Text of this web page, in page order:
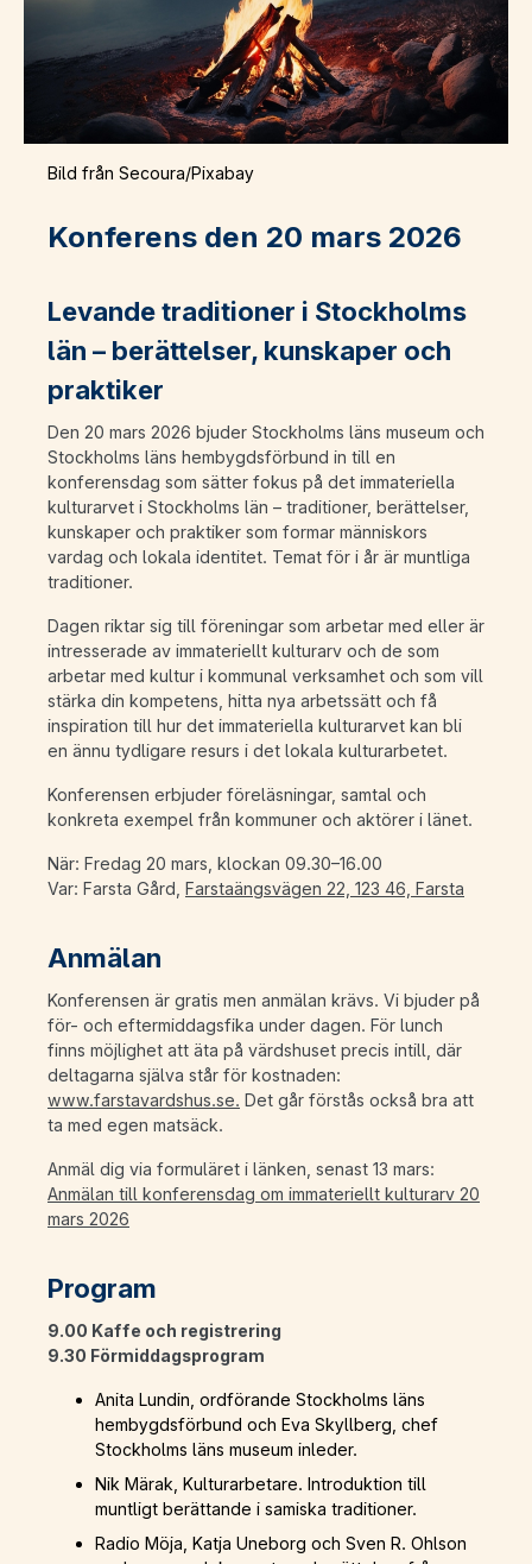
Bild från Secoura/Pixabay
Konferens den 20 mars 2026
Levande traditioner i Stockholms
län – berättelser, kunskaper och
praktiker
Den 20 mars 2026 bjuder Stockholms läns museum och
Stockholms läns hembygdsförbund in till en
konferensdag som sätter fokus på det immateriella
kulturarvet i Stockholms län – traditioner, berättelser,
kunskaper och praktiker som formar människors
vardag och lokala identitet. Temat för i år är muntliga
traditioner.
Dagen riktar sig till föreningar som arbetar med eller är
intresserade av immateriellt kulturarv och de som
arbetar med kultur i kommunal verksamhet och som vill
stärka din kompetens, hitta nya arbetssätt och få
inspiration till hur det immateriella kulturarvet kan bli
en ännu tydligare resurs i det lokala kulturarbetet.
Konferensen erbjuder föreläsningar, samtal och
konkreta exempel från kommuner och aktörer i länet.
När: Fredag 20 mars, klockan 09.30–16.00
Var: Farsta Gård, Farstaängsvägen 22, 123 46, Farsta
Anmälan
Konferensen är gratis men anmälan krävs. Vi bjuder på
för- och eftermiddagsfika under dagen. För lunch
finns möjlighet att äta på värdshuset precis intill, där
deltagarna själva står för kostnaden:
www.farstavardshus.se. Det går förstås också bra att
ta med egen matsäck.
Anmäl dig via formuläret i länken, senast 13 mars:
Anmälan till konferensdag om immateriellt kulturarv 20
mars 2026
Program
9.00 Kaffe och registrering
9.30 Förmiddagsprogram
Anita Lundin, ordförande Stockholms läns
hembygdsförbund och Eva Skyllberg, chef
Stockholms läns museum inleder.
Nik Märak, Kulturarbetare. Introduktion till
muntligt berättande i samiska traditioner.
Radio Möja, Katja Uneborg och Sven R. Ohlson